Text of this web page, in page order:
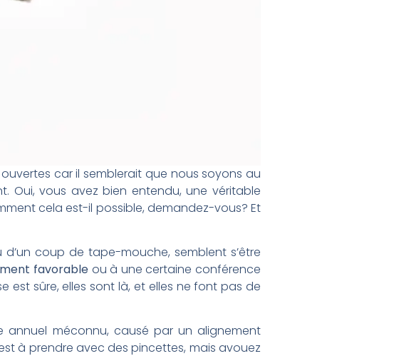
car il semblerait que nous soyons au
vous avez bien entendu, une véritable
cela est-il possible, demandez-vous? Et
coup de tape-mouche, semblent s’être
favorableou à une certaine conférence
est sûre, elles sont là, et elles ne font pas de
méconnu, causé par un alignement
à prendre avec des pincettes, mais avouez